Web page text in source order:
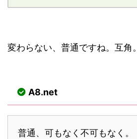
変わらない、普通ですね。互角。
A8.net
普通、可もなく不可もなく。